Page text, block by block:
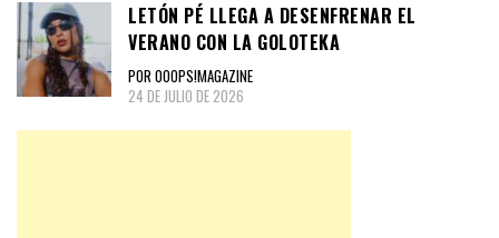
LETÓN PÉ LLEGA A DESENFRENAR EL
VERANO CON LA GOLOTEKA
POR OOOPS!MAGAZINE
24 DE JULIO DE 2026